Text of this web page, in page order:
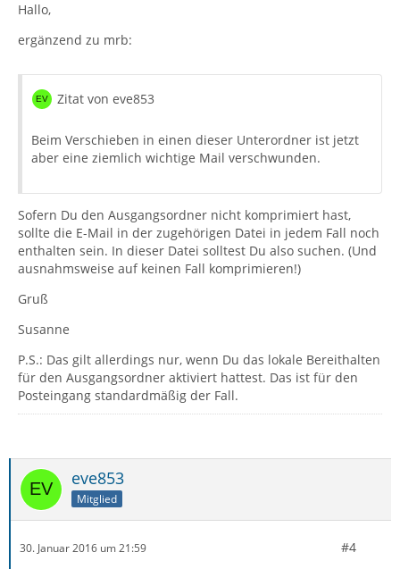
Hallo,
ergänzend zu mrb:
Zitat von eve853
Beim Verschieben in einen dieser Unterordner ist jetzt
aber eine ziemlich wichtige Mail verschwunden.
Sofern Du den Ausgangsordner nicht komprimiert hast,
sollte die E-Mail in der zugehörigen Datei in jedem Fall noch
enthalten sein. In dieser Datei solltest Du also suchen. (Und
ausnahmsweise auf keinen Fall komprimieren!)
Gruß
Susanne
P.S.: Das gilt allerdings nur, wenn Du das lokale Bereithalten
für den Ausgangsordner aktiviert hattest. Das ist für den
Posteingang standardmäßig der Fall.
eve853
Mitglied
30. Januar 2016 um 21:59 #4